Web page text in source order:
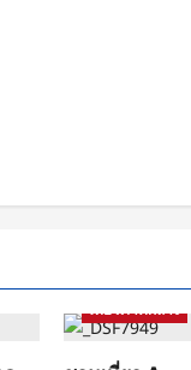
เที่ยวภาคกลาง